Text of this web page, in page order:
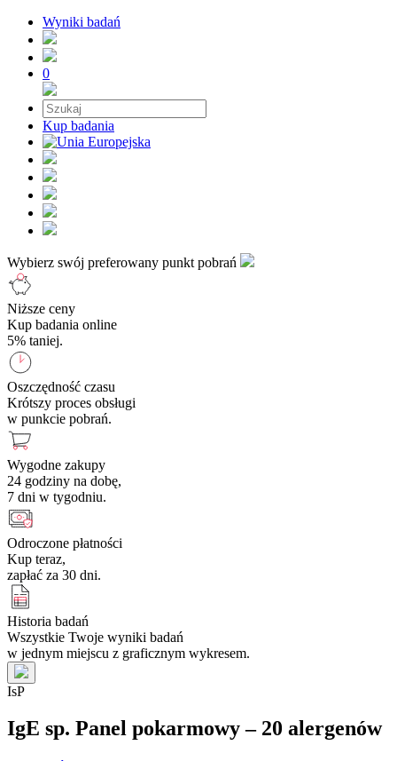
Wyniki badań
0
Kup badania
Wybierz swój preferowany punkt pobrań
Niższe ceny
Kup badania online
5% taniej.
Oszczędność czasu
Krótszy proces obsługi
w punkcie pobrań.
Wygodne zakupy
24 godziny na dobę,
7 dni w tygodniu.
Odroczone płatności
Kup teraz,
zapłać za 30 dni.
Historia badań
Wszystkie Twoje wyniki badań
w jednym miejscu z graficznym wykresem.
IsP
IgE sp. Panel pokarmowy – 20 alergenów